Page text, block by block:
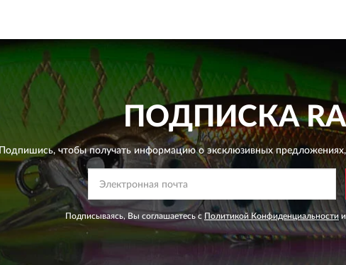
ПОДПИСКА
Подпишись, чтобы получать информацию о эксклюзивных предложениях,
Подписываясь, Вы соглашаетесь с Политикой Конфиденциальности